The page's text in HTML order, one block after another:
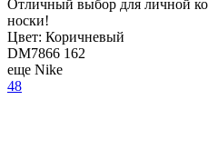
Отличный выбор для личной
носки!
Цвет: Коричневый
DM7866 162
еще Nike
48